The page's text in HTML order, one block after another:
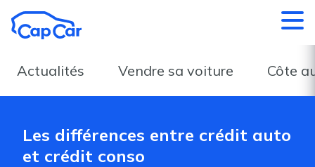
Actualités Vendre sa voiture Côte
Les différences entre crédit auto
et crédit conso